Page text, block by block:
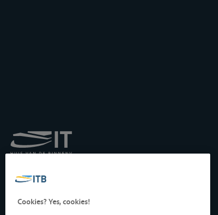
Transport auf der
Drukpersstraat 19
1000 Brüssel, Belgien
Cookies? Yes, cookies!